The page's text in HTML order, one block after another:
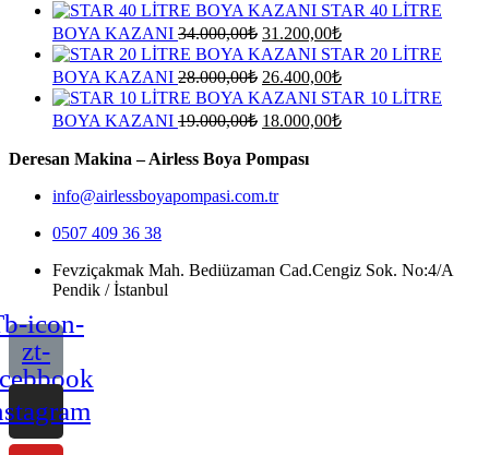
STAR 40 LİTRE
BOYA KAZANI 34.000,00₺ Orijinal
fiyat:
34.000,00₺.
31.200,00₺Şu
andaki
fiyat:
31.200,00₺.
STAR 20 LİTRE
BOYA KAZANI 28.000,00₺ Orijinal
fiyat:
28.000,00₺.
26.400,00₺Şu
andaki
fiyat:
26.400,00₺.
STAR 10 LİTRE
BOYA KAZANI 19.000,00₺ Orijinal
19.000,00₺.
18.000,00₺Şu
Deresan Makina – Airless Boya Pompası
info@airlessboyapompasi.com.tr
0507 409 36 38
Fevziçakmak Mah. Bediüzaman Cad.Cengiz Sok. No:4/A
Pendik / İstanbul
icon-
zt-